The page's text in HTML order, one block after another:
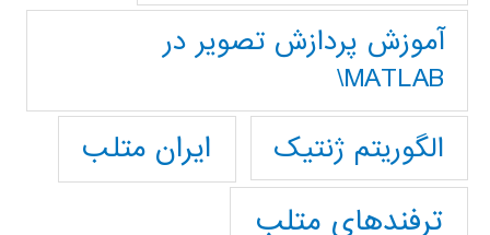
آموزش پردازش تصوير در
MATLAB\
الگوریتم ژنتیک
ایران متلب
ترفندهای متلب